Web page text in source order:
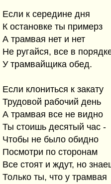
Если к середине дня
К остановке ты примерз
А трамвая нет и нет
Не ругайся, все в
У трамвайщика обед.
Если клониться к закату
Трудовой рабочий день
А трамвая все не видно
Ты стоишь десятый час -
Чтобы не было обидно
Посмотри по сторонам
Все стоят и ждут, но
Только ты, что у трамвая